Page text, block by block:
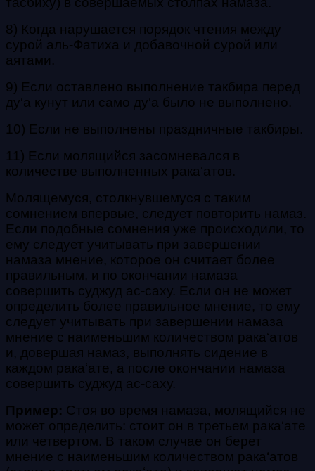
8) Когда нарушается порядок чтения между
сурой аль-Фатиха и добавочной сурой или
аятами.
9) Если оставлено выполнение такбира перед
ду‘а кунут или само ду‘а было не выполнено.
10) Если не выполнены праздничные такбиры.
11) Если молящийся засомневался в
количестве выполненных рака‘атов.
Молящемуся, столкнувшемуся с таким
сомнением впервые, следует повторить намаз.
Если подобные сомнения уже происходили, то
ему следует учитывать при завершении
намаза мнение, которое он считает более
правильным, и по окончании намаза
совершить суджуд ас-саху. Если он не может
определить более правильное мнение, то ему
следует учитывать при завершении намаза
мнение с наименьшим количеством рака‘атов
и, довершая намаз, выполнять сидение в
каждом рака‘ате, а после окончании намаза
совершить суджуд ас-саху.
Пример: Стоя во время намаза, молящийся не
может определить: стоит он в третьем рака‘ате
или четвертом. В таком случае он берет
мнение с наименьшим количеством рака‘атов